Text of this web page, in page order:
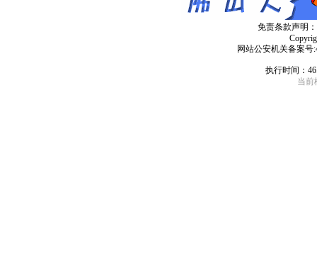
免责条款声明
网站公安机关备案号
执行时间：
当前